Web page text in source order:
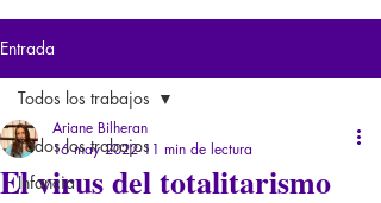
Entrada
Todos los trabajos
Infancia
Todos los trabajos
El virus del totalitarismo
Ariane Bilheran
16 may 2022 11 min de lectura